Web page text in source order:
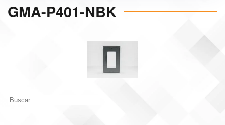
GMA-P401-NBK